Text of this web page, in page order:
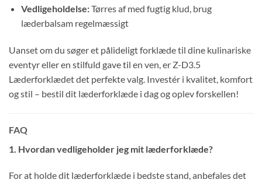
Vedligeholdelse:Tørres af med fugtig klud, brug
læderbalsam regelmæssigt
Uanset om du søger et pålideligt forklæde til dine kulinariske
eventyr eller en stilfuld gave til en ven, er Z-D3.5
Læderforklædet det perfekte valg. Investér i kvalitet, komfort
og stil – bestil dit læderforklæde i dag og oplev forskellen!
FAQ
1. Hvordan vedligeholder jeg mit læderforklæde?
For at holde dit læderforklæde i bedste stand, anbefales det